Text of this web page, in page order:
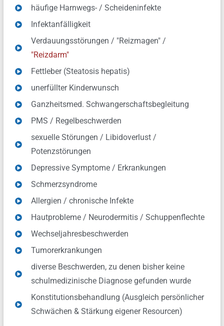
häufige Harnwegs- / Scheideninfekte
Infektanfälligkeit
Verdauungsstörungen / "Reizmagen" /
"Reizdarm"
Fettleber (Steatosis hepatis)
unerfüllter Kinderwunsch
Ganzheitsmed. Schwangerschaftsbegleitung
PMS / Regelbeschwerden
sexuelle Störungen / Libidoverlust /
Potenzstörungen
Depressive Symptome / Erkrankungen
Schmerzsyndrome
Allergien / chronische Infekte
Hautprobleme / Neurodermitis / Schuppenflechte
Wechseljahresbeschwerden
Tumorerkrankungen
diverse Beschwerden, zu denen bisher keine
schulmedizinische Diagnose gefunden wurde
Konstitutionsbehandlung (Ausgleich persönlicher
Schwächen & Stärkung eigener Resourcen)